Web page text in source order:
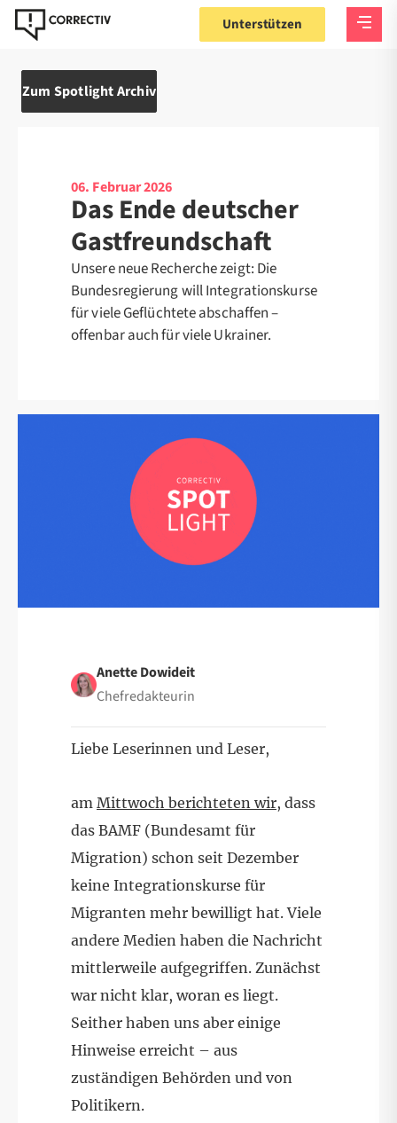
Unterstützen
Zum Spotlight Archiv
06. Februar 2026
Das Ende deutscher
Gastfreundschaft
Unsere neue Recherche zeigt: Die
Bundesregierung will Integrationskurse
für viele Geflüchtete abschaffen –
offenbar auch für viele Ukrainer.
Anette Dowideit
Chefredakteurin
Liebe Leserinnen und Leser,
am Mittwoch berichteten wir, dass
das BAMF (Bundesamt für
Migration) schon seit Dezember
keine Integrationskurse für
Migranten mehr bewilligt hat. Viele
andere Medien haben die Nachricht
mittlerweile aufgegriffen. Zunächst
war nicht klar, woran es liegt.
Seither haben uns aber einige
Hinweise erreicht – aus
zuständigen Behörden und von
Politikern.